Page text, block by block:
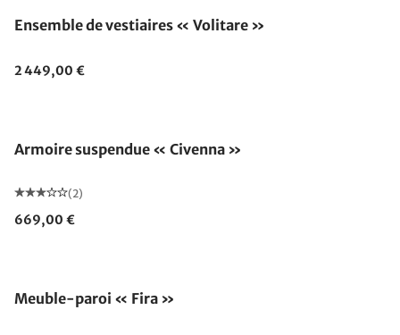
Ensemble de vestiaires « Volitare »
2 449,00 €
Armoire suspendue « Civenna »
(2)
669,00 €
Meuble-paroi « Fira »